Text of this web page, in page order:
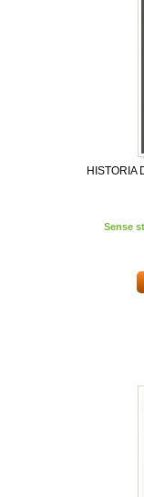
HISTORIA
Sense